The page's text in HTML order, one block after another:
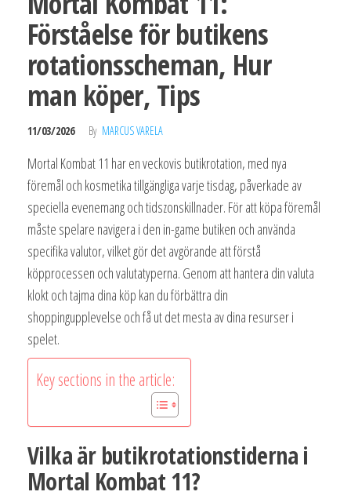
Förståelse för butikens
rotationsscheman, Hur
man köper, Tips
11/03/2026 By MARCUS VARELA
Mortal Kombat 11 har en veckovis butikrotation, med nya
föremål och kosmetika tillgängliga varje tisdag, påverkade av
speciella evenemang och tidszonskillnader. För att köpa föremål
måste spelare navigera i den in-game butiken och använda
specifika valutor, vilket gör det avgörande att förstå
köpprocessen och valutatyperna. Genom att hantera din valuta
klokt och tajma dina köp kan du förbättra din
shoppingupplevelse och få ut det mesta av dina resurser i
spelet.
Key sections in the article:
Vilka är butikrotationstiderna i
Mortal Kombat 11?